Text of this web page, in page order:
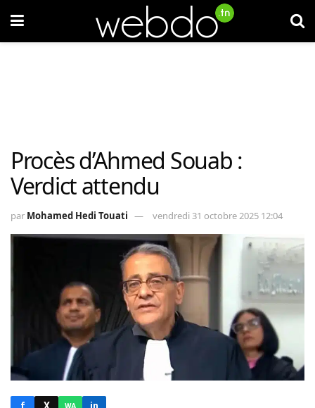
Procès d’Ahmed Souab :
Verdict attendu
par Mohamed Hedi Touati vendredi 31 octobre 2025 12:04
WA